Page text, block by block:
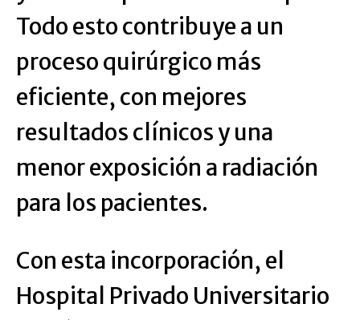
Todo esto contribuye a un
proceso quirúrgico más
eficiente, con mejores
resultados clínicos y una
menor exposición a radiación
para los pacientes.
Con esta incorporación, el
Hospital Privado Universitario